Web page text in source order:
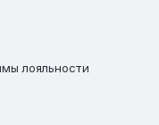
лояльности